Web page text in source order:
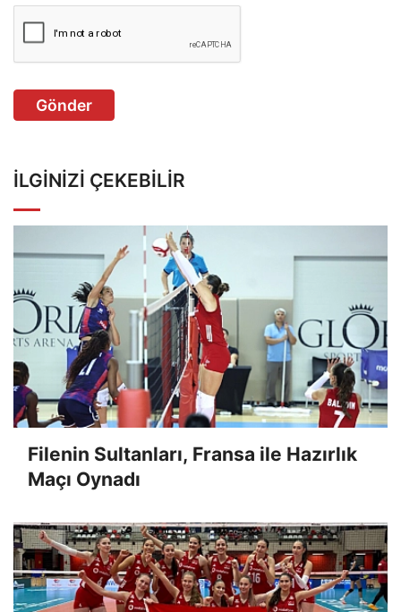
Gönder
İLGINIZI ÇEKEBILIR
Filenin Sultanları, Fransa ile Hazırlık
Maçı Oynadı